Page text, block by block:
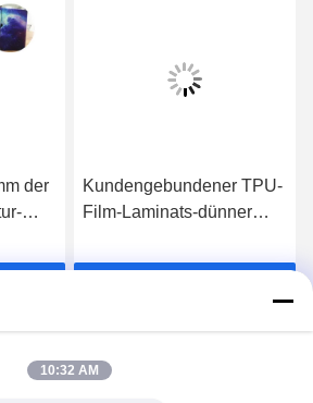
der
Preis
Kundengebundener TPU-
Film-Laminats-dünner
versehener Klebstreifen
10:32 AM